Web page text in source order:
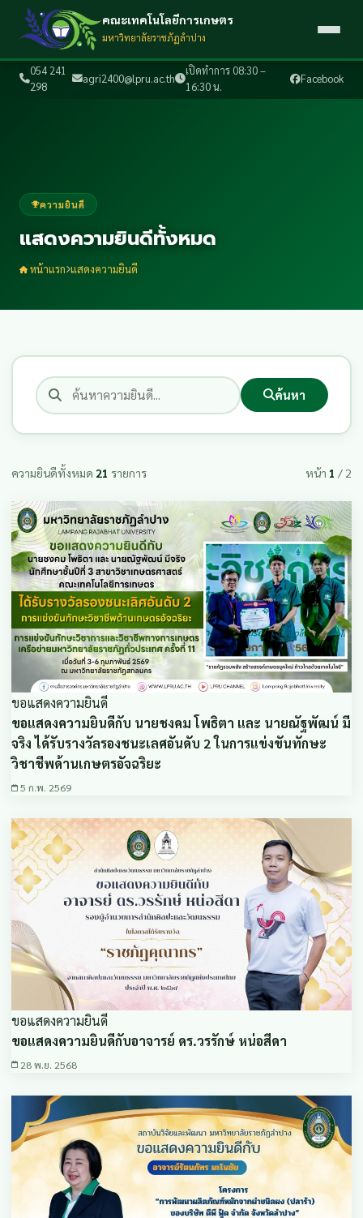
054 241
298
agri2400@lpru.ac.th
เปิดทำการ 08:30 –
16:30 น.
Facebook
คณะเทคโนโลยีการเกษตร
มหาวิทยาลัยราชภัฏลำปาง
ความยินดี
แสดงความยินดีทั้งหมด
หน้าแรก แสดงความยินดี
ค้นหา
ความยินดีทั้งหมด 21 รายการ หน้า 1 / 2
ขอแสดงความยินดี
ขอแสดงความยินดีกับ นายชงคม โพธิตา และ นายณัฐพัฒน์ มี
จริง ได้รับรางวัลรองชนะเลศอันดับ 2 ในการแข่งขันทักษะ
วิชาชีพด้านเกษตรอัจฉริยะ
5 ก.พ. 2569
ขอแสดงความยินดี
ขอแสดงความยินดีกับอาจารย์ ดร.วรรักษ์ หน่อสีดา
28 พ.ย. 2568